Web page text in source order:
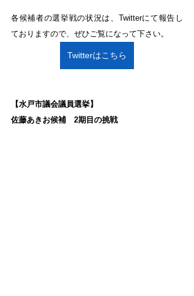
各候補者の選挙戦の状況は、Twitterにて報告し
ておりますので、ぜひご覧になって下さい。
Twitterはこちら
【水戸市議会議員選挙】
佐藤あきお候補　2期目の挑戦